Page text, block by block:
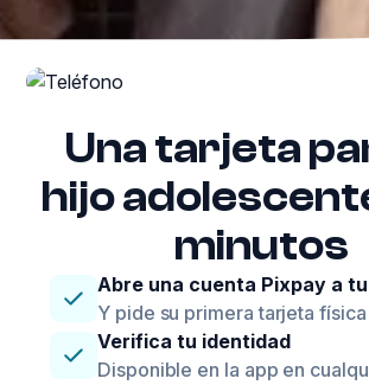
Una tarjeta
hijo
minutos
Abre una cuenta Pixpay a
Y pide su primera tarjeta física
Verifica tu identidad
Disponible en la app en